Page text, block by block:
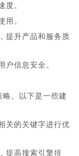
度。
。
提升产品和服务质
户信息安全。
。以下是一些建
关的关键字进行优
提高搜索引擎排